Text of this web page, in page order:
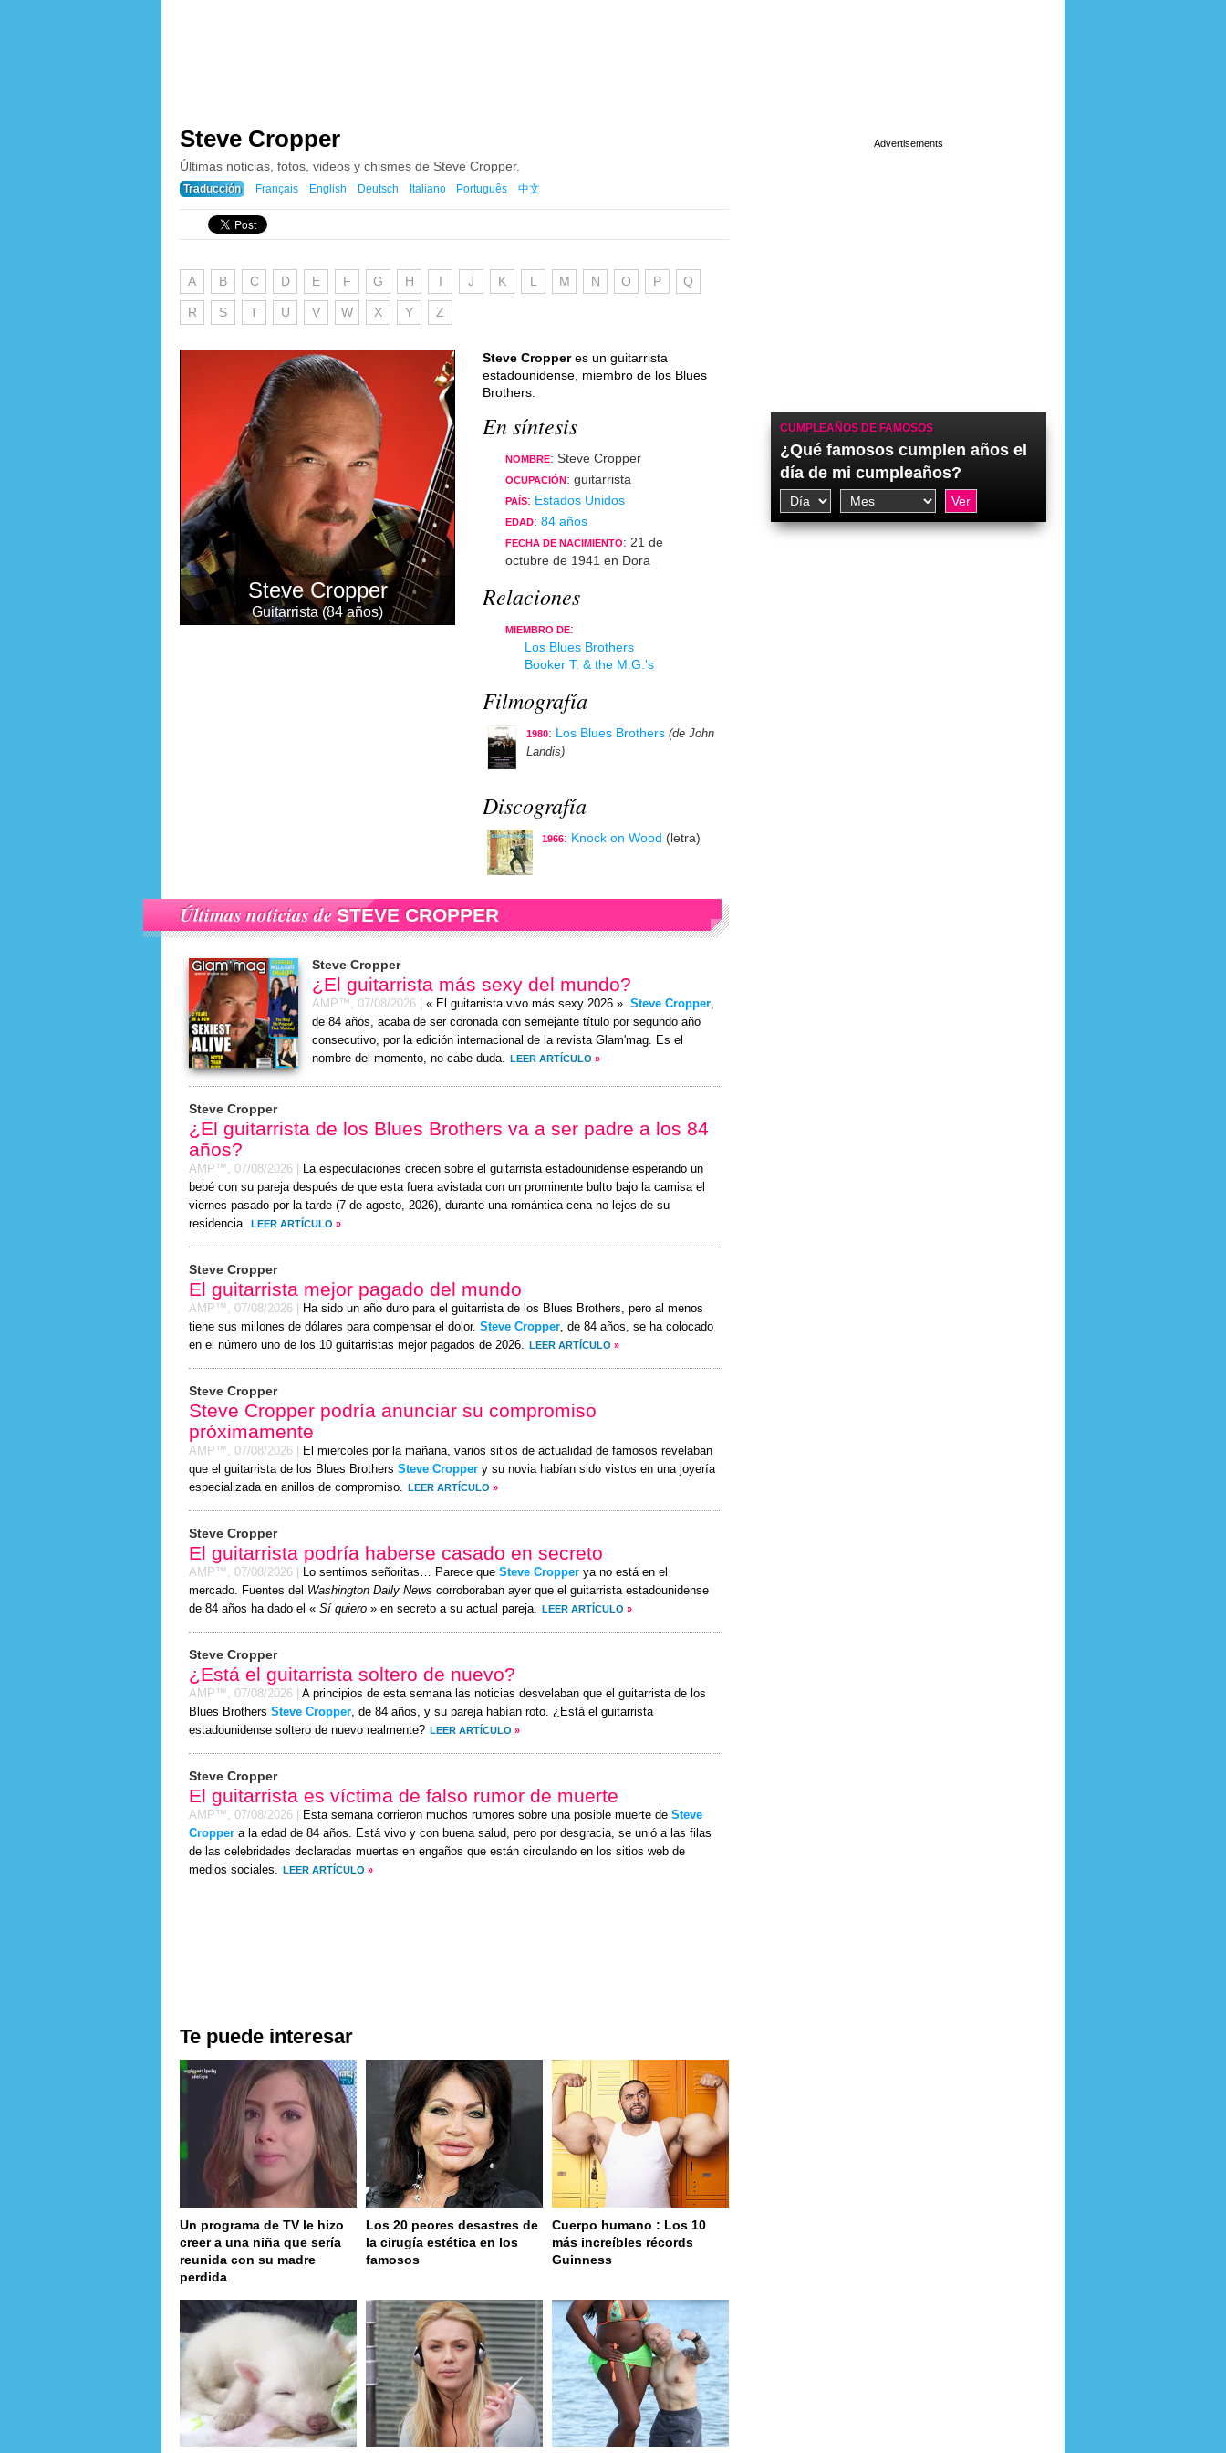
Steve Cropper
Últimas noticias, fotos, videos y chismes de Steve Cropper.
Traducción Français English Deutsch Italiano Português 中文
A B C D E F G H I J K L M N O P Q
R S T U V W X Y Z
Steve Cropper
Guitarrista (84 años)
Steve Cropperes un guitarrista
estadounidense, miembro de los Blues
Brothers.
En síntesis
NOMBRE: Steve Cropper
OCUPACIÓN: guitarrista
PAÍS: Estados Unidos
EDAD: 84 años
FECHA DE NACIMIENTO: 21 de
octubre de 1941 en Dora
Relaciones
MIEMBRO DE:
Los Blues Brothers
Booker T. & the M.G.'s
Filmografía
1980: Los Blues Brothers (de John
Landis)
Discografía
1966: Knock on Wood (letra)
Últimas noticias deSTEVE CROPPER
Steve Cropper
¿El guitarrista más sexy del mundo?
AMP™, 07/08/2026 « El guitarrista vivo más sexy 2026 ». Steve Cropper,
de 84 años, acaba de ser coronada con semejante título por segundo año
consecutivo, por la edición internacional de la revista Glam'mag. Es el
nombre del momento, no cabe duda. LEER ARTÍCULO »
Steve Cropper
¿El guitarrista de los Blues Brothers va a ser padre a los 84
años?
AMP™, 07/08/2026
La especulaciones crecen sobre el guitarrista estadounidense esperando un
bebé con su pareja después de que esta fuera avistada con un prominente bulto bajo la camisa el
viernes pasado por la tarde (7 de agosto, 2026), durante una romántica cena no lejos de su
residencia. LEER ARTÍCULO »
Steve Cropper
El guitarrista mejor pagado del mundo
AMP™, 07/08/2026
Ha sido un año duro para el guitarrista de los Blues Brothers, pero al menos
tiene sus millones de dólares para compensar el dolor. Steve Cropper, de 84 años, se ha colocado
en el número uno de los 10 guitarristas mejor pagados de 2026. LEER ARTÍCULO »
Steve Cropper
Steve Cropper podría anunciar su compromiso
próximamente
AMP™, 07/08/2026
El miercoles por la mañana, varios sitios de actualidad de famosos revelaban
que el guitarrista de los Blues Brothers Steve Cropper y su novia habían sido vistos en una joyería
especializada en anillos de compromiso. LEER ARTÍCULO »
Steve Cropper
El guitarrista podría haberse casado en secreto
AMP™, 07/08/2026 Lo sentimos señoritas… Parece que Steve Cropper ya no está en el
mercado. Fuentes del Washington Daily News corroboraban ayer que el guitarrista estadounidense
de 84 años ha dado el « Sí quiero » en secreto a su actual pareja. LEER ARTÍCULO »
Steve Cropper
¿Está el guitarrista soltero de nuevo?
AMP™, 07/08/2026
A principios de esta semana las noticias desvelaban que el guitarrista de los
Blues Brothers Steve Cropper, de 84 años, y su pareja habían roto. ¿Está el guitarrista
estadounidense soltero de nuevo realmente? LEER ARTÍCULO »
Steve Cropper
El guitarrista es víctima de falso rumor de muerte
AMP™, 07/08/2026 Esta semana corrieron muchos rumores sobre una posible muerte de Steve
Cropper a la edad de 84 años. Está vivo y con buena salud, pero por desgracia, se unió a las filas
de las celebridades declaradas muertas en engaños que están circulando en los sitios web de
medios sociales. LEER ARTÍCULO »
Te puede interesar
Un programa de TV le hizo
creer a una niña que sería
reunida con su madre
perdida
Los 20 peores desastres de
la cirugía estética en los
famosos
Cuerpo humano : Los 10
más increíbles récords
Guinness
CUMPLEAÑOS DE FAMOSOS
¿Qué famosos cumplen años el
día de mi cumpleaños?